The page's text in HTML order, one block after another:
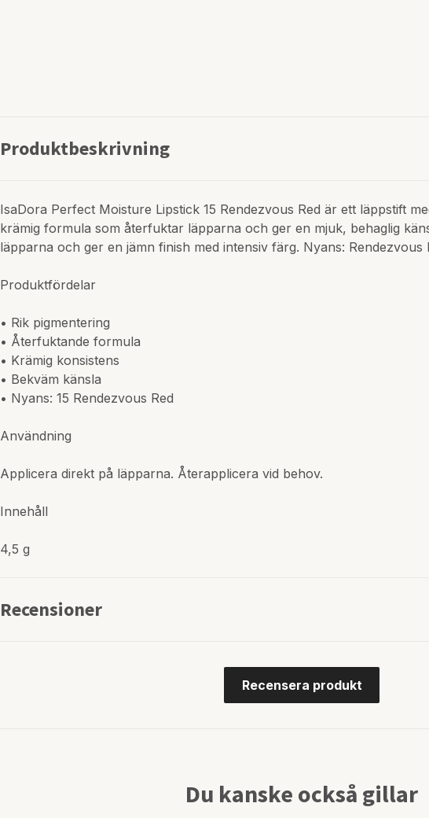
Produktbeskrivning
IsaDora Perfect Moisture Lipstick 15 Rendezvous Red är ett läppstift
krämig formula som återfuktar läpparna och ger en mjuk, behaglig
läpparna och ger en jämn finish med intensiv färg. Nyans: Rendezvous
Produktfördelar
• Rik pigmentering
• Återfuktande formula
• Krämig konsistens
• Bekväm känsla
• Nyans: 15 Rendezvous Red
Användning
Applicera direkt på läpparna. Återapplicera vid behov.
Innehåll
4,5 g
Recensioner
Recensera produkt
Du kanske också gillar